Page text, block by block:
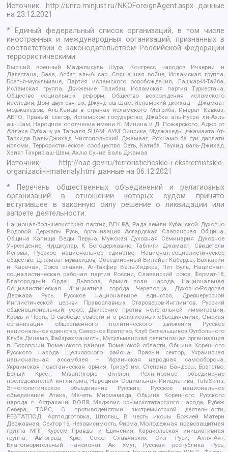
Источник: http://unro.minjust.ru/NKOForeignAgent.aspxданные
на23.12.2021
* Единый федеральный список организаций, в том числе
иностранных и международных организаций, признанных в
соответствии с законодательством Российской Федерации
террористическими:
Высший военный Маджлисуль Шура, Конгресс народов Ичкерии и
Дагестана, База, Асбат аль-Ансар, Священная война, Исламская группа,
Братья-мусульмане, Партия исламского освобождения, Лашкар-И-Тайба,
Исламская группа, Движение Талибан, Исламская партия Туркестана,
Общество социальных реформ, Общество возрождения исламского
наследия, Дом двух святых, Джунд аш-Шам, Исламский джихад – Джамаат
моджахедов, Аль-Каида в странах исламского Магриба, Имарат Кавказ,
АБТО, Правый сектор, Исламское государство, Джабха аль-Нусра ли-Ахль
аш-Шам, Народное ополчение имени К. Минина и Д. Пожарского, Аджр от
Аллаха Субхану уа Тагьаля SHAM, АУМ Синрике, Муджахеды джамаата Ат-
Тавхида Валь-Джихад, Чистопольский Джамаат, Рохнамо ба суи давлати
исломи, Террористическое сообщество Сеть, Катиба Таухид валь-Джихад,
Хайят Тахрир аш-Шам, Ахлю Сунна Валь Джамаа
Источник:
http://nac.gov.ru/terroristicheskie-i-ekstremistskie-
organizacii-i-materialy.html данные на06.12.2021
* Перечень общественных объединений и религиозных
организаций в отношении которых судом принято
вступившее в законную силу решение о ликвидации или
запрете деятельности:
Национал-большевистская партия, ВЕК РА, Рада земли Кубанской Духовно
Родовой Державы Русь, организация Асгардская Славянская Община,
Община Капища Веды Перуна, Мужская Духовная Семинария Духовное
Учреждение, Нурджулар, К Богодержавию, Таблиги Джамаат, Свидетели
Иеговы, Русское национальное единство, Национал-социалистическое
общество, Джамаат мувахидов, Объединенный Вилайат Кабарды, Балкарии
и Карачая, Союз славян, Ат-Такфир Валь-Хиджра, Пит Буль, Национал-
социалистическая рабочая партия России, Славянский союз, Формат-18,
Благородный Орден Дьявола, Армия воли народа, Национальная
Социалистическая Инициатива города Череповца, Духовно-Родовая
Держава Русь, Русское национальное единство, Древнерусской
Инглистической церкви Православных Староверов-Инглингов, Русский
общенациональный союз, Движение против нелегальной иммиграции,
Кровь и Честь, О свободе совести и о религиозных объединениях, Омская
организация общественного политического движения Русское
национальное единство, Северное Братство, Клуб Болельщиков Футбольного
Клуба Динамо, Файзрахманисты, Мусульманская религиозная организация
п. Боровский Тюменского района Тюменской области, Община Коренного
Русского народа Щелковского района, Правый сектор, Украинская
национальная ассамблея – Украинская народная самооборона,
Украинская повстанческая армия, Тризуб им. Степана Бандеры, Братство,
Белый Крест, Misanthropic division, Религиозное объединение
последователей инглиизма, Народная Социальная Инициатива, TulaSkins,
Этнополитическое объединение Русские, Русское национальное
объединение Атака, Мечеть Мирмамеда, Община Коренного Русского
народа г. Астрахани, ВОЛЯ, Меджлис крымскотатарского народа, Рубеж
Севера, ТОЙС, О противодействии экстремистской деятельности,
РЕВТАТПОД, Артподготовка, Штольц, В честь иконы Божией Матери
Державная, Сектор 16, Независимость, Фирма, Молодежная правозащитная
группа МПГ, Курсом Правды и Единения, Каракольская инициативная
группа, Автоград Крю, Союз Славянских Сил Руси, Алля-Аят,
Благотворительный пансионат Ак Умут, Русская республика Русь,